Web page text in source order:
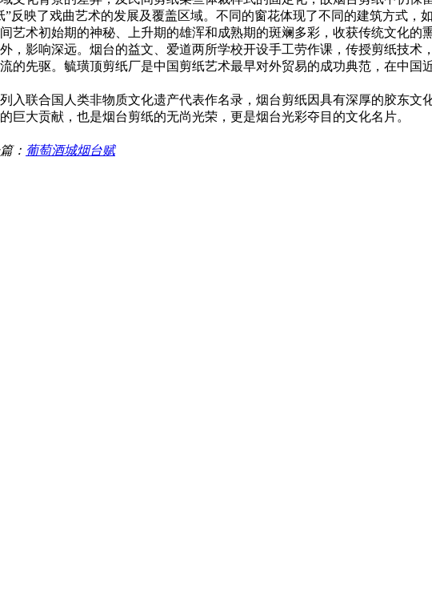
反映了戏曲艺术的发展及覆盖区域。不同的窗花体现了不同的建筑方式
艺术初始期的神秘、上升期的雄浑和成熟期的斑斓多彩，收获传统文化的
，影响深远。烟台的益文、爱道两所学校开设手工劳作课，传授剪纸技
的先驱。毓璜顶剪纸厂是中国剪纸艺术最早对外贸易的成功典范，在中
入联合国人类非物质文化遗产代表作名录，烟台剪纸因具有深厚的胶东
巨大贡献，也是烟台剪纸的无尚光荣，更是烟台光彩夺目的文化名片。
： 葡萄酒城烟台赋